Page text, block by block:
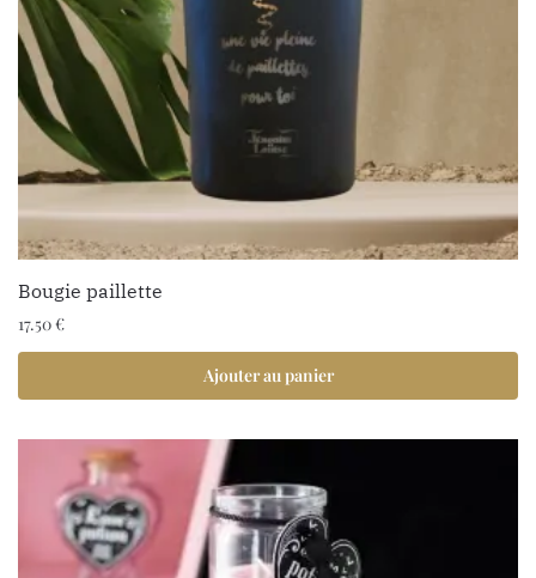
Bougie paillette
17.50€
Ajouter au panier